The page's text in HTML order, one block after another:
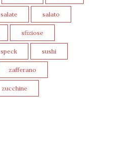
salate salato
sfiziose
speck sushi
zafferano
zucchine